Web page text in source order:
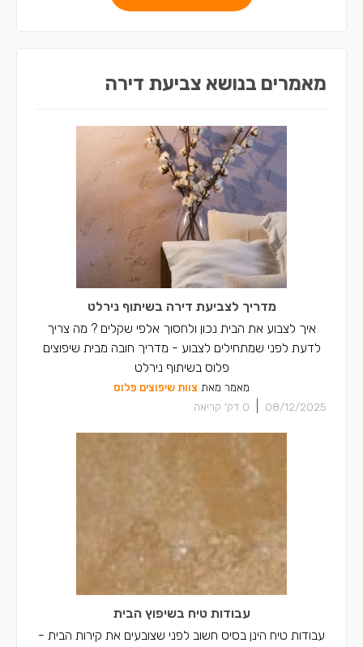
מאמרים בנושא צביעת דירה
מדריך לצביעת דירה בשיתוף נירלט
איך לצבוע את הבית נכון ולחסוך אלפי שקלים ? מה צריך
לדעת לפני שמתחילים לצבוע - מדריך חובה מבית שיפוצים
פלוס בשיתוף נירלט
מאמר מאת צוות שיפוצים פלוס
08/12/2025
0 דק' קריאה
עבודות טיח בשיפוץ הבית
עבודות טיח הינן בסיס חשוב לפני שצובעים את קירות הבית -